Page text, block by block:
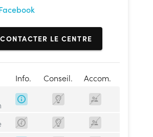
CONTACTER LE CENTRE
Info. Conseil.
Accom.